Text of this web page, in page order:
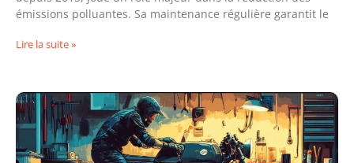
émissions polluantes. Sa maintenance régulière garantit le
Lire la suite »